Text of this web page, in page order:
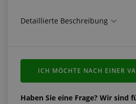
Vorteile des Fortelock-Systems:
Minimale Anforderungen an
überwinden)
Detaillierte Beschreibung
Haben Sie eine Frage? Wir sind
ICH MÖCHTE NACH EINER